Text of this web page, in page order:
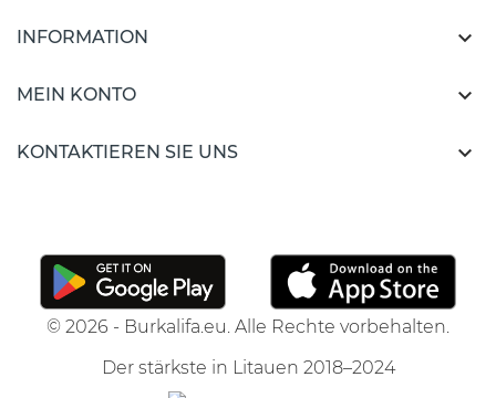
INFORMATION 
MEIN KONTO 
KONTAKTIEREN SIE UNS 
© 2026 - Burkalifa.eu. Alle Rechte vorbehalten.
Der stärkste in Litauen 2018–2024